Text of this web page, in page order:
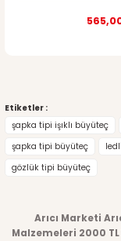
Etiketler :
şapka tipi işıklı büyüteç
şapka tipi büyüteç
gözlük tipi büyüteç
Arıcı Marketi
Malzemeleri 2000 TL